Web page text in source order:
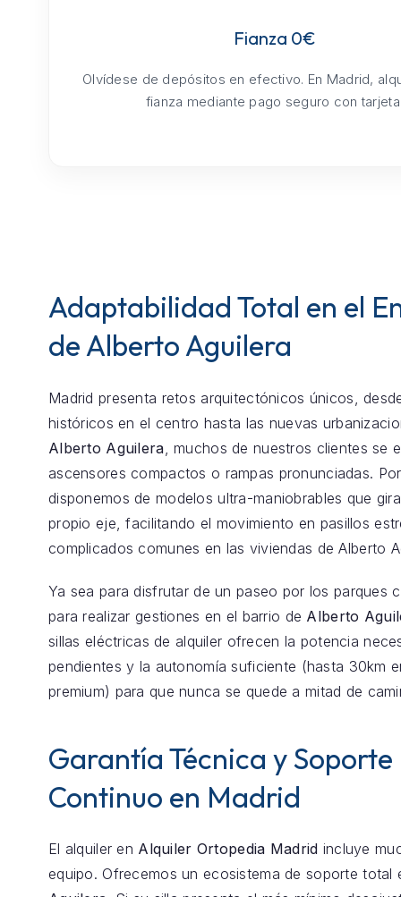
Fianza 0€
Olvídese de depósitos en efectivo. En Madrid,
fianza mediante pago seguro con
Adaptabilidad Total en el
de Alberto Aguilera
Madrid presenta retos arquitectónicos únicos,
históricos en el centro hasta las nuevas
Alberto Aguilera , muchos de nuestros clientes se
ascensores compactos o rampas pronunciadas.
disponemos de modelos ultra-maniobrables que
propio eje, facilitando el movimiento en pasillos
complicados comunes en las viviendas de Alberto
Ya sea para disfrutar de un paseo por los parques
para realizar gestiones en el barrio de Alberto
sillas eléctricas de alquiler ofrecen la potencia
pendientes y la autonomía suficiente (hasta 30km
premium) para que nunca se quede a mitad de
Garantía Técnica y Soporte
Continuo en Madrid
El alquiler en Alquiler Ortopedia Madrid incluye
equipo. Ofrecemos un ecosistema de soporte total